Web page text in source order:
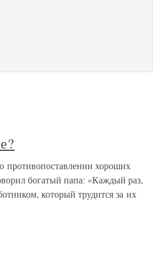
противопоставлении хороших
богатый папа: «Каждый раз,
который трудится за их